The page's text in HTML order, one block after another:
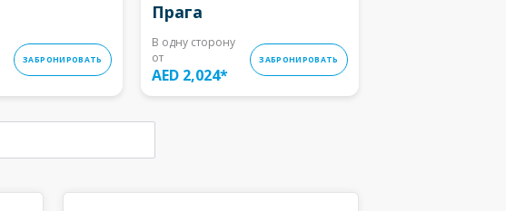
ЗАБРОНИРОВАТЬ
Прага
В одну сторону
от
AED 2,024*
ЗАБРОНИРОВАТЬ